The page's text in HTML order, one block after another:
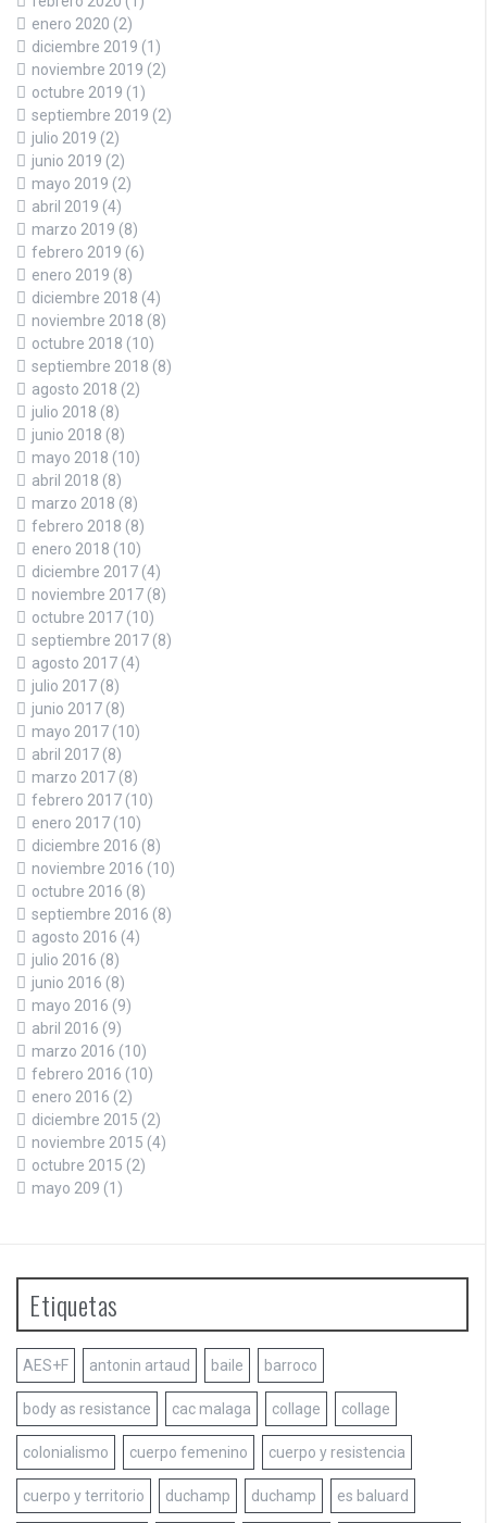
enero 2020 (2)
diciembre 2019 (1)
noviembre 2019 (2)
octubre 2019 (1)
septiembre 2019 (2)
julio 2019 (2)
junio 2019 (2)
mayo 2019 (2)
abril 2019 (4)
marzo 2019 (8)
febrero 2019 (6)
enero 2019 (8)
diciembre 2018 (4)
noviembre 2018 (8)
octubre 2018 (10)
septiembre 2018 (8)
agosto 2018 (2)
julio 2018 (8)
junio 2018 (8)
mayo 2018 (10)
abril 2018 (8)
marzo 2018 (8)
febrero 2018 (8)
enero 2018 (10)
diciembre 2017 (4)
noviembre 2017 (8)
octubre 2017 (10)
septiembre 2017 (8)
agosto 2017 (4)
julio 2017 (8)
junio 2017 (8)
mayo 2017 (10)
abril 2017 (8)
marzo 2017 (8)
febrero 2017 (10)
enero 2017 (10)
diciembre 2016 (8)
noviembre 2016 (10)
octubre 2016 (8)
septiembre 2016 (8)
agosto 2016 (4)
julio 2016 (8)
junio 2016 (8)
mayo 2016 (9)
abril 2016 (9)
marzo 2016 (10)
febrero 2016 (10)
enero 2016 (2)
diciembre 2015 (2)
noviembre 2015 (4)
octubre 2015 (2)
mayo 209 (1)
Etiquetas
AES+F antonin artaud baile barroco
body as resistance cac malaga collage collage
colonialismo cuerpo femenino cuerpo y resistencia
cuerpo y territorio duchamp duchamp es baluard